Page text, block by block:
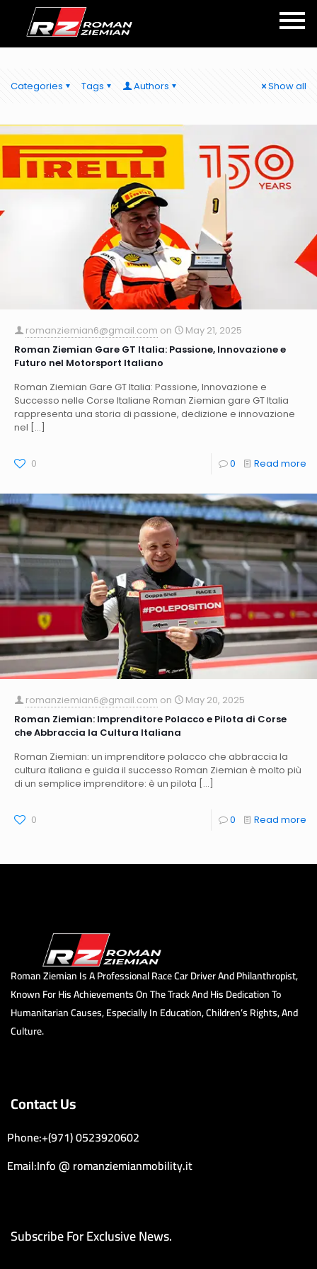
Categories Tags Authors Show all
romanziemian6@gmail.com on
May 21, 2025
Roman Ziemian Gare GT Italia: Passione, Innovazione e
Futuro nel Motorsport Italiano
Roman Ziemian Gare GT Italia: Passione, Innovazione e
Successo nelle Corse Italiane Roman Ziemian gare GT Italia
rappresenta una storia di passione, dedizione e innovazione
nel […]
0 0 Read more
romanziemian6@gmail.com on
May 20, 2025
Roman Ziemian: Imprenditore Polacco e Pilota di Corse
che Abbraccia la Cultura Italiana
Roman Ziemian: un imprenditore polacco che abbraccia la
cultura italiana e guida il successo Roman Ziemian è molto più
di un semplice imprenditore: è un pilota […]
0 0 Read more
Roman Ziemian Is A Professional Race Car Driver And Philanthropist,
Known For His Achievements On The Track And His Dedication To
Humanitarian Causes, Especially In Education, Children’s Rights, And
Culture.
Contact Us
Phone:+(971) 0523920602
Email:Info @ romanziemianmobility.it
Subscribe For Exclusive News.